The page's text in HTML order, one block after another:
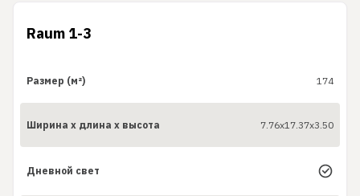
Raum 1-3
Размер (м²) 174
Ширина x длина x высота 7.76x17.37x3.50
Дневной свет